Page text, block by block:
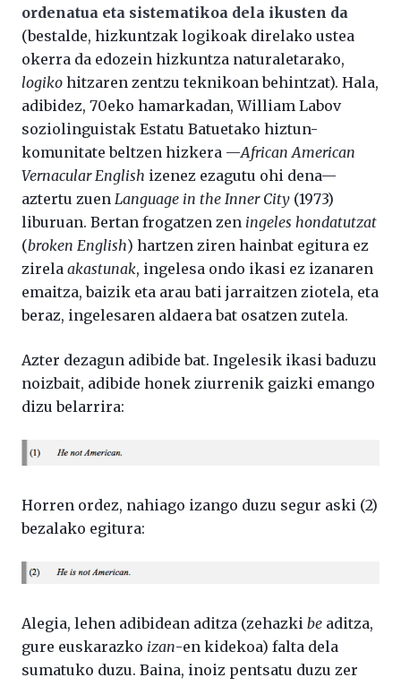
ordenatua eta sistematikoa dela ikusten da
(bestalde, hizkuntzak logikoak direlako ustea
okerra da edozein hizkuntza naturaletarako,
logiko hitzaren zentzu teknikoan behintzat). Hala,
adibidez, 70eko hamarkadan, William Labov
soziolinguistak Estatu Batuetako hiztun-
komunitate beltzen hizkera —African American
Vernacular English izenez ezagutu ohi dena—
aztertu zuen Language in the Inner City (1973)
liburuan. Bertan frogatzen zen ingeles hondatutzat
(broken English) hartzen ziren hainbat egitura ez
zirela akastunak, ingelesa ondo ikasi ez izanaren
emaitza, baizik eta arau bati jarraitzen ziotela, eta
beraz, ingelesaren aldaera bat osatzen zutela.
Azter dezagun adibide bat. Ingelesik ikasi baduzu
noizbait, adibide honek ziurrenik gaizki emango
dizu belarrira:
Horren ordez, nahiago izango duzu segur aski (2)
bezalako egitura:
Alegia, lehen adibidean aditza (zehazki be aditza,
gure euskarazko izan-en kidekoa) falta dela
sumatuko duzu. Baina, inoiz pentsatu duzu zer